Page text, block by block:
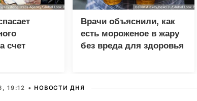
счет
Врачи объяснили, как
есть мороженое в жару
без вреда для здоровья
19:12 • НОВОСТИ ДНЯ